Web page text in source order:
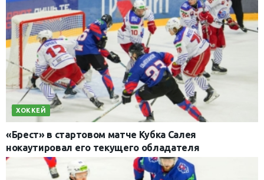
ХОККЕЙ
«Брест» в стартовом матче Кубка Салея
нокаутировал его текущего обладателя